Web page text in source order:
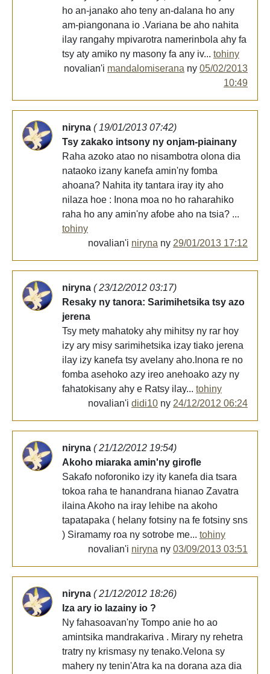
ho an-janako aho teny an-dalana ho any
am-piangonana io .Variana be aho nahita
ilay rangahy mpivarotra namerinbola ahy fa
tsy aty amiko ny masony fa any iv... tohiny
novalian'i mandalomiserana ny 05/02/2013
10:49
niryna ( 19/01/2013 07:42)
Tsy zakako intsony ny onjam-piainany
Raha azoko atao no nisambotra olona dia
nataoko izany kanefa amin'ny fomba
ahoana? Nahita ity tantara iray ity aho
nilaza hoe : Inona moa no ho raharahiko
raha ho any amin'ny afobe aho na tsia? ...
tohiny
novalian'i niryna ny 29/01/2013 17:12
niryna ( 23/12/2012 03:17)
Resaky ny tanora: Sarimihetsika tsy azo
jerena
Tsy mety mahatoky ahy mihitsy ny rar hoy
izy ary misy sarimihetsika izay tiako jerena
ilay izy kanefa tsy avelany aho.Inona re no
fomba asehoko azy ireo anehoako azy ny
fahatokisany ahy e Ratsy ilay... tohiny
novalian'i didi10 ny 24/12/2012 06:24
niryna ( 21/12/2012 19:54)
Akoho miaraka amin'ny girofle
Sakafo noforoniko izy ity kanefa dia tsara
tokoa raha te hanandrana hianao Zavatra
ilaina Akoho na iray lehibe na akoho
tapatapaka ( helany fotsiny na fe fotsiny sns
) Siramamy roa ny sotrobe me... tohiny
novalian'i niryna ny 03/09/2013 03:51
niryna ( 21/12/2012 18:26)
Iza ary io lazainy io ?
Ny fahasoavan'ny Tompo anie ho ao
amintsika mandrakariva . Mirary ny rehetra
tratry ny krismasy ny tenako.Velona sy
mahery ny tenin'Atra ka na dorana aza dia